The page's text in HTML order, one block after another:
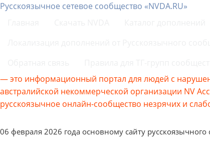
Русскоязычное сетевое сообщество «NVDA.RU»
— это информационный портал для людей с
австралийской некоммерческой организации NV
русскоязычное онлайн-сообщество незрячих и
06 февраля 2026 года основному сайту